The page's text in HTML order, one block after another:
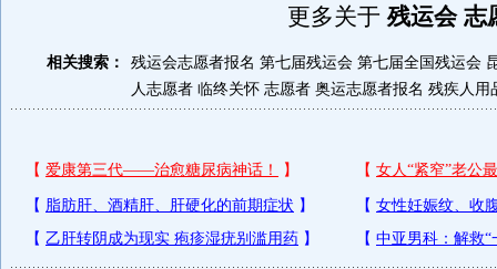
更多关于 残运会 志
相关搜索： 残运会志愿者报名 第七届残运会 第七届全国残运会
人志愿者 临终关怀 志愿者 奥运志愿者报名 残疾人用